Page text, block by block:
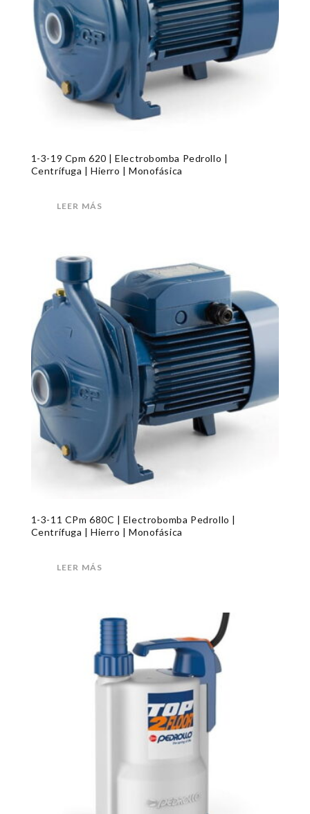
1-3-19 Cpm 620 | Electrobomba Pedrollo |
Centrífuga | Hierro | Monofásica
LEER MÁS
1-3-11 CPm 680C | Electrobomba Pedrollo |
Centrífuga | Hierro | Monofásica
LEER MÁS